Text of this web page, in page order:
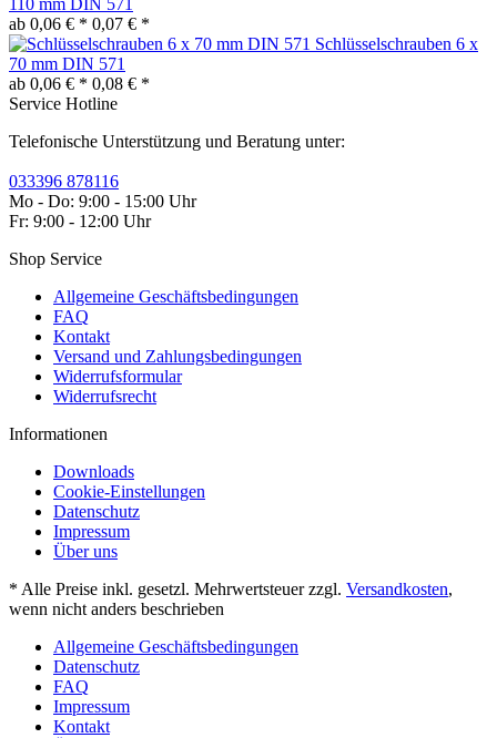
ab 0,06 € * 0,07 € *
Schlüsselschrauben 6 x
70 mm DIN 571
ab 0,06 € * 0,08 € *
Service Hotline
Telefonische Unterstützung und Beratung unter:
033396 878116
Mo - Do: 9:00 - 15:00 Uhr
Fr: 9:00 - 12:00 Uhr
Shop Service
Allgemeine Geschäftsbedingungen
FAQ
Kontakt
Versand und Zahlungsbedingungen
Widerrufsformular
Widerrufsrecht
Informationen
Downloads
Cookie-Einstellungen
Datenschutz
Impressum
Über uns
* Alle Preise inkl. gesetzl. Mehrwertsteuer zzgl. Versandkosten,
wenn nicht anders beschrieben
Allgemeine Geschäftsbedingungen
Datenschutz
FAQ
Impressum
Kontakt